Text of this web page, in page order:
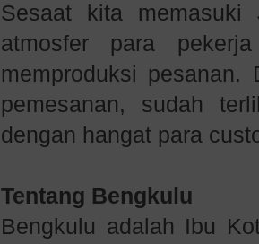
Sesaat kita memasuki
atmosfer para
memproduksi
pemesanan, sudah
dengan hangat para
Tentang Bengkulu
Bengkulu adalah Ibu